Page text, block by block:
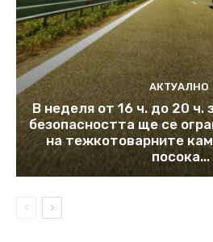
АКТУАЛНО
В неделя от 16 ч. до 20 ч.
безопасността ще се
на тежкотоварните
посока...